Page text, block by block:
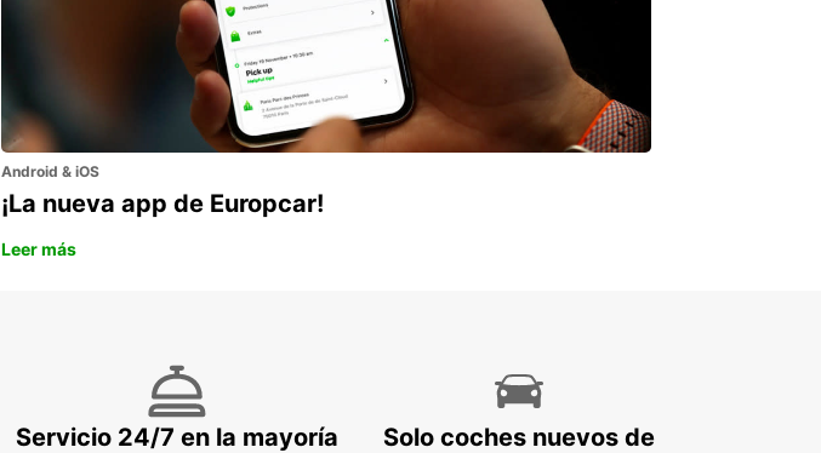
Android & iOS
¡La nueva app de Europcar!
Leer más
Servicio 24/7 en la mayoría
Solo coches nuevos de